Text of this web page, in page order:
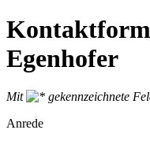
Egenhofer
Mit
gekennzeichnete
Anrede